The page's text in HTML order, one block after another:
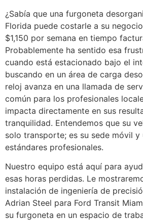
¿Sabía que una furgoneta
Florida puede costarle a su
$1,150 por semana en tiempo
Probablemente ha sentido esa
cuando está estacionado bajo el
buscando en un área de carga
reloj avanza en una llamada de
común para los profesionales
impacta directamente en sus
tranquilidad. Entendemos que su
solo transporte; es su sede móvil y
estándares profesionales.
Nuestro equipo está aquí para
esas horas perdidas. Le
instalación de ingeniería de
Adrian Steel para Ford Transit
su furgoneta en un espacio de